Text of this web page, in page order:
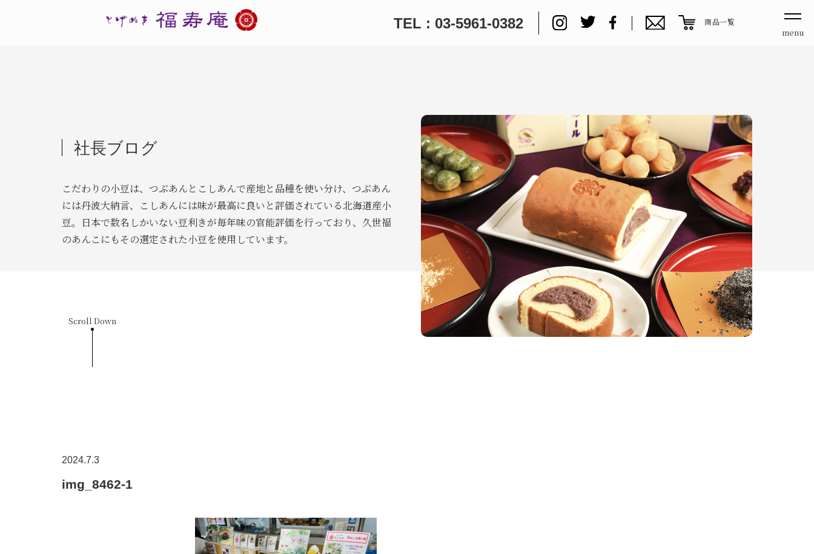
TEL : 03-5961-0382 商品一覧
menu
社長ブログ
こだわりの小豆は、つぶあんとこしあんで産地と品種を使い分け、つぶあん
には丹波大納言、こしあんには味が最高に良いと評価されている北海道産小
豆。日本で数名しかいない豆利きが毎年味の官能評価を行っており、久世福
のあんこにもその選定された小豆を使用しています。
Scroll Down
2024.7.3
img_8462-1